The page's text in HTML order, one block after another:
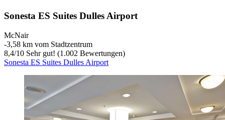
Sonesta ES Suites Dulles Airport
McNair
‐3,58 km vom Stadtzentrum
8,4/10 Sehr gut! (1.002 Bewertungen)
Sonesta ES Suites Dulles Airport